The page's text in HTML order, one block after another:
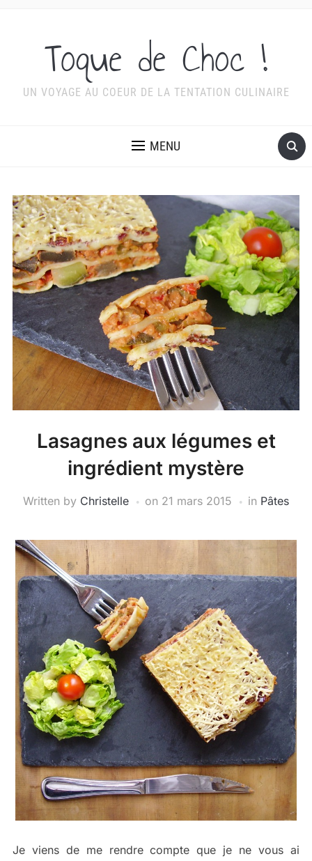
Toque de Choc !
UN VOYAGE AU COEUR DE LA TENTATION CULINAIRE
MENU
Lasagnes aux légumes et
ingrédient mystère
Written by Christelle on 21 mars 2015 in Pâtes
Je viens de me rendre compte que je ne vous ai